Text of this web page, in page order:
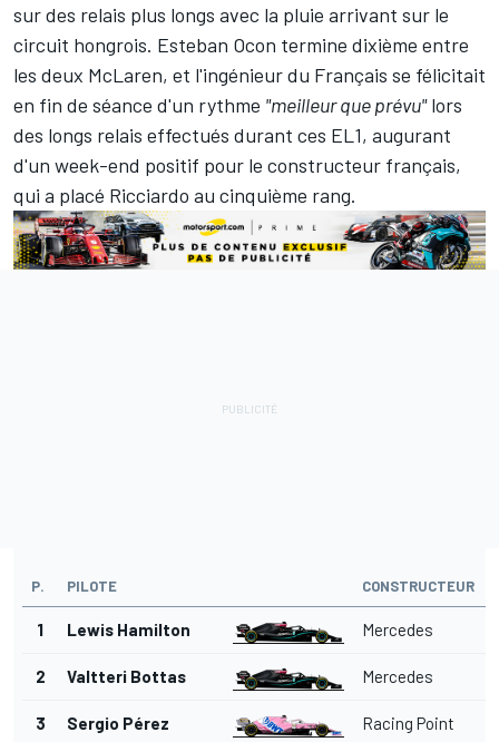
sur des relais plus longs avec la pluie arrivant sur le
circuit hongrois. Esteban Ocon termine dixième entre
les deux McLaren, et l'ingénieur du Français se félicitait
en fin de séance d'un rythme "meilleur que prévu"lors
des longs relais effectués durant ces EL1, augurant
d'un week-end positif pour le constructeur français,
qui a placé Ricciardo au cinquième rang.
P. PILOTE CONSTRUCTEUR
1 Lewis Hamilton Mercedes
2 Valtteri Bottas Mercedes
3 Sergio Pérez Racing Point